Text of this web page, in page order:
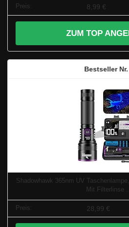
8,99 €
ZUM TOP
Shadowhawk 365nm UV
Mit Filterlinse
28,99 €